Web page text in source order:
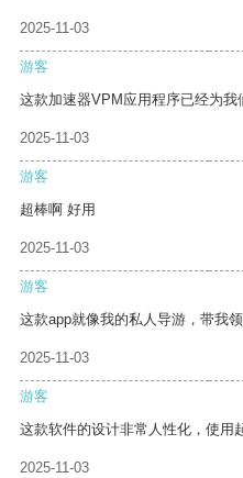
2025-11-03
游客
这款加速器VPM应用程序已经为我
2025-11-03
游客
超棒啊 好用
2025-11-03
游客
这款app就像我的私人导游，带我
2025-11-03
游客
这款软件的设计非常人性化，使用
2025-11-03